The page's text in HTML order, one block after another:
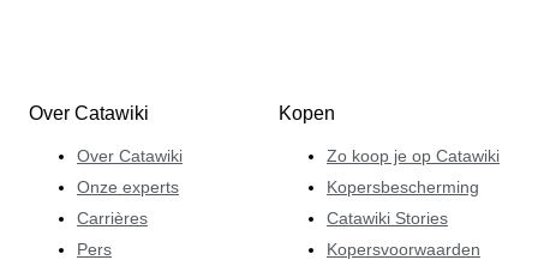
Over Catawiki
Over Catawiki
Onze experts
Carrières
Pers
Kopen
Zo koop je op Catawiki
Kopersbescherming
Catawiki Stories
Kopersvoorwaarden